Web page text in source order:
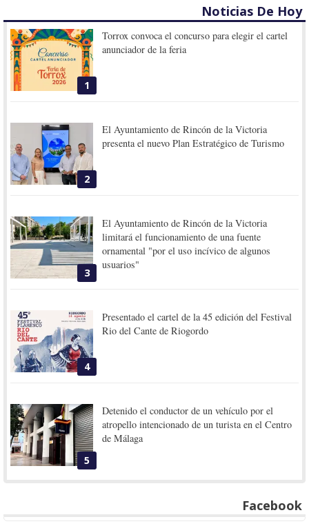
Noticias De Hoy
1
Torrox convoca el concurso para elegir el cartel
anunciador de la feria
2
El Ayuntamiento de Rincón de la Victoria
presenta el nuevo Plan Estratégico de Turismo
3
El Ayuntamiento de Rincón de la Victoria
limitará el funcionamiento de una fuente
ornamental "por el uso incívico de algunos
usuarios"
4
Presentado el cartel de la 45 edición del Festival
Rio del Cante de Riogordo
5
Detenido el conductor de un vehículo por el
atropello intencionado de un turista en el Centro
de Málaga
Facebook